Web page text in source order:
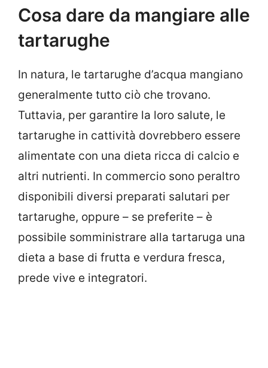
Cosa dare da mangiare alle
tartarughe
In natura, le tartarughe d’acqua mangiano
generalmente tutto ciò che trovano.
Tuttavia, per garantire la loro salute, le
tartarughe in cattività dovrebbero essere
alimentate con una dieta ricca di calcio e
altri nutrienti. In commercio sono peraltro
disponibili diversi preparati salutari per
tartarughe, oppure – se preferite – è
possibile somministrare alla tartaruga una
dieta a base di frutta e verdura fresca,
prede vive e integratori.